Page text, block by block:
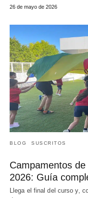
26 de mayo de 2026
BLOG SUSCRITOS
Campamentos
2026: Guía
Llega el final del curso y,